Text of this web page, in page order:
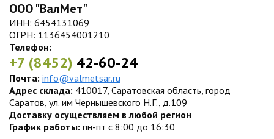
ООО "ВалМет"
ИНН: 6454131069
ОГРН: 1136454001210
Телефон:
+7 (8452) 42-60-24
Почта: info@valmetsar.ru
Адрес склада: 410017, Саратовская область, город
Саратов, ул. им Чернышевского Н.Г., д.109
Доставку осуществляем в любой регион
График работы: пн-пт с 8:00 до 16:30